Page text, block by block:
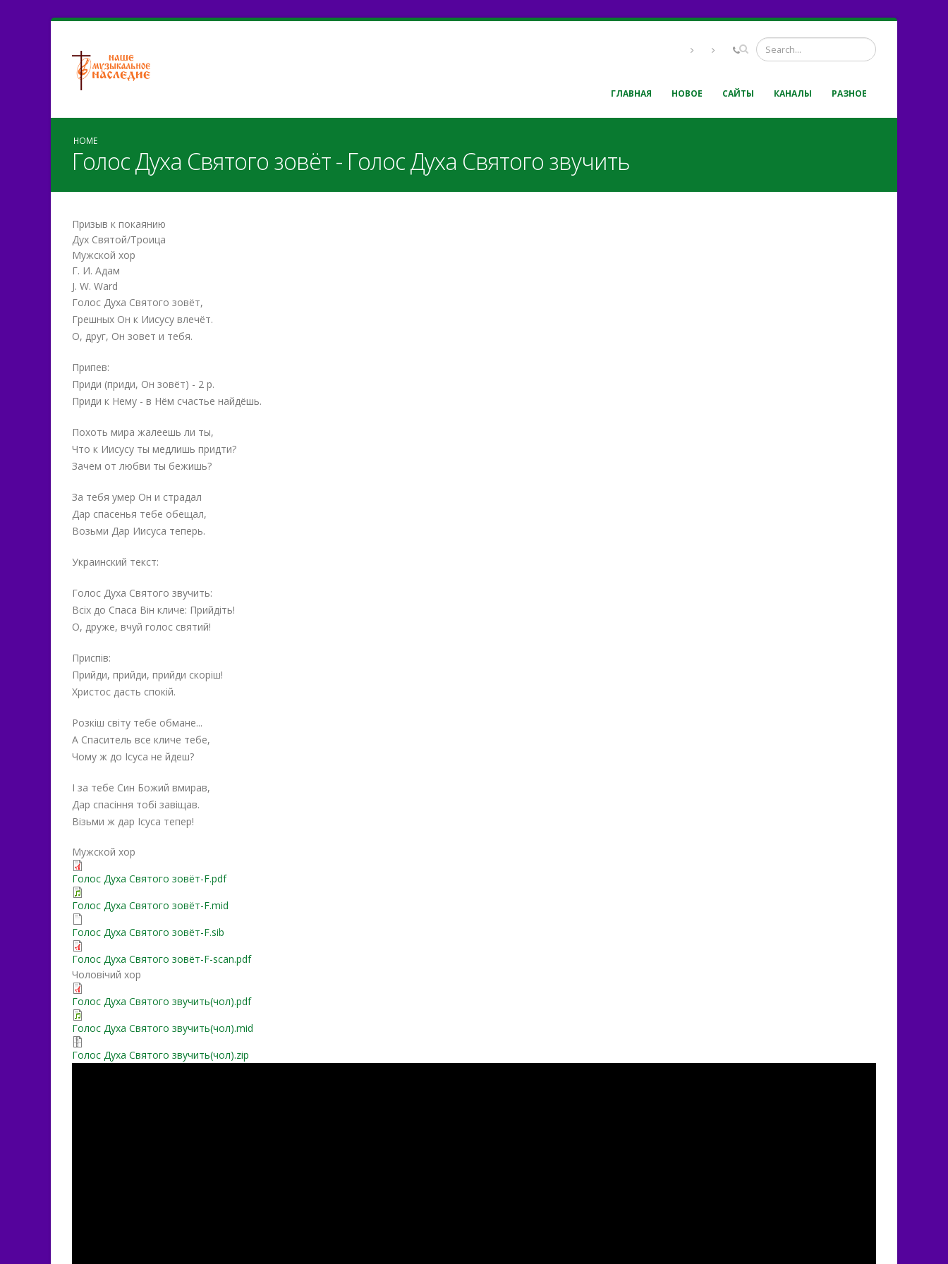
ГЛАВНАЯ НОВОЕ САЙТЫ КАНАЛЫ РАЗНОЕ
HOME
Голос Духа Святого зовёт - Голос Духа Святого звучить
Призыв к покаянию
Дух Святой/Троица
Мужской хор
Г. И. Адам
J. W. Ward
Голос Духа Святого зовёт,
Грешных Он к Иисусу влечёт.
О, друг, Он зовет и тебя.
Припев:
Приди (приди, Он зовёт) - 2 р.
Приди к Нему - в Нём счастье найдёшь.
Похоть мира жалеешь ли ты,
Что к Иисусу ты медлишь придти?
Зачем от любви ты бежишь?
За тебя умер Он и страдал
Дар спасенья тебе обещал,
Возьми Дар Иисуса теперь.
Украинский текст:
Голос Духа Святого звучить:
Всіх до Спаса Він кличе: Прийдіть!
О, друже, вчуй голос святий!
Приспiв:
Прийди, прийди, прийди скоріш!
Христос дасть спокій.
Розкіш світу тебе обмане...
А Спаситель все кличе тебе,
Чому ж до Ісуса не йдеш?
І за тебе Син Божий вмирав,
Дар спасіння тобі завіщав.
Візьми ж дар Ісуса тепер!
Мужской хор
Голос Духа Святого зовёт-F.pdf
Голос Духа Святого зовёт-F.mid
Голос Духа Святого зовёт-F.sib
Голос Духа Святого зовёт-F-scan.pdf
Чоловічий хор
Голос Духа Святого звучить(чол).pdf
Голос Духа Святого звучить(чол).mid
Голос Духа Святого звучить(чол).zip